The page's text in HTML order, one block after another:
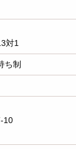
対1
ち制
10